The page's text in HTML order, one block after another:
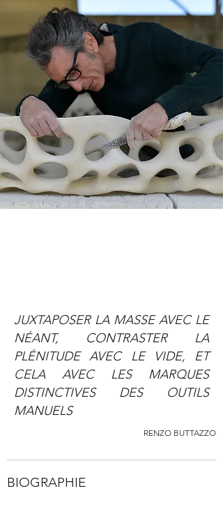
JUXTAPOSER LA MASSE AVEC LE
NÉANT, CONTRASTER LA
PLÉNITUDE AVEC LE VIDE, ET
CELA AVEC LES MARQUES
DISTINCTIVES DES OUTILS
MANUELS
RENZO BUTTAZZO
BIOGRAPHIE